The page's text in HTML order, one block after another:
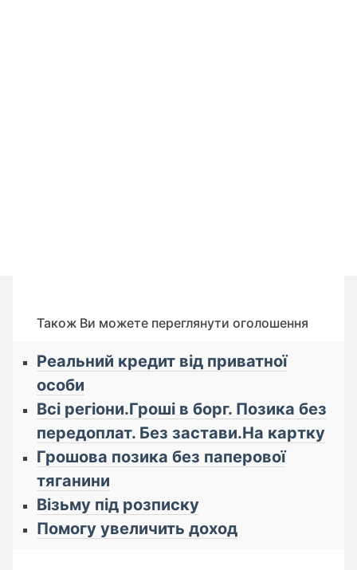
Також Ви можете переглянути оголошення
Реальний кредит від приватної
особи
Всі регіони.Гроші в борг. Позика без
передоплат. Без застави.На картку
Грошова позика без паперової
тяганини
Візьму під розписку
Помогу увеличить доход